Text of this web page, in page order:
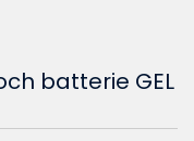
batterie GEL